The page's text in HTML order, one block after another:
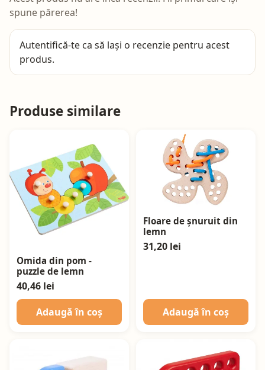
spune părerea!
Autentifică-te ca să lași o recenzie pentru acest
produs.
Produse similare
Omida din pom -
puzzle de lemn
40,46 lei
Adaugă în coș
Floare de șnuruit din
lemn
31,20 lei
Adaugă în coș